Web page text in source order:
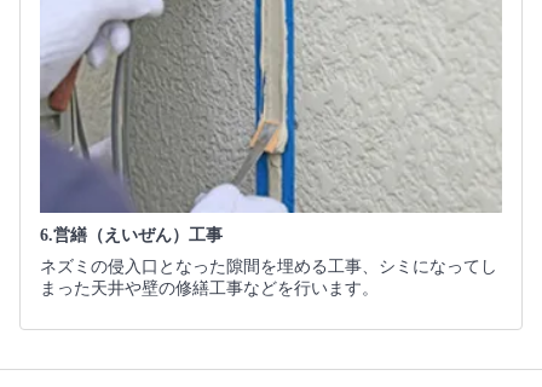
6.営繕（えいぜん）工事
ネズミの侵入口となった隙間を埋める工事、シミになってし
まった天井や壁の修繕工事などを行います。